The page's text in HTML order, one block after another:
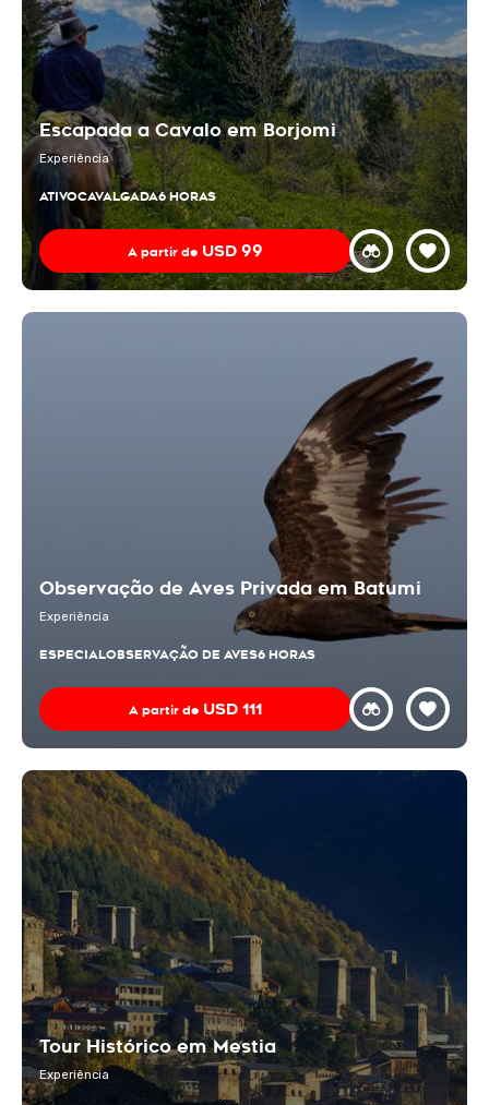
Escapada a Cavalo em Borjomi
Experiência
ATIVOCAVALGADA6 HORAS
A partir de USD 99
Observação de Aves Privada em Batumi
Experiência
ESPECIALOBSERVAÇÃO DE AVES6 HORAS
A partir de USD 111
Tour Histórico em Mestia
Experiência